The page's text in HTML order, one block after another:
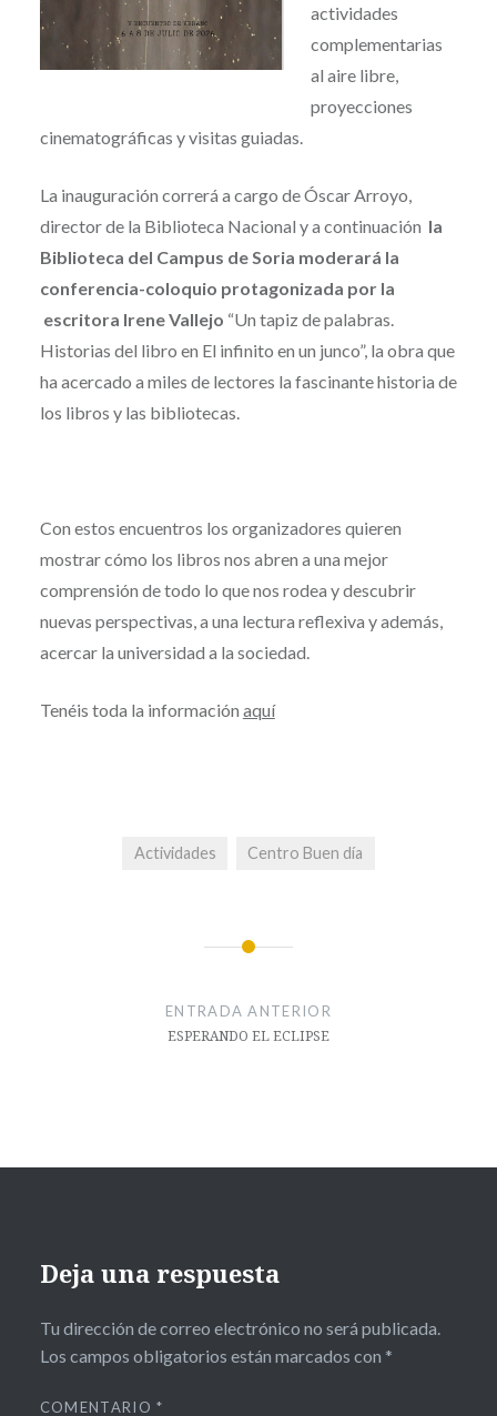
actividades
complementarias
al aire libre,
proyecciones
cinematográficas y visitas guiadas.
La inauguración correrá a cargo de Óscar Arroyo,
director de la Biblioteca Nacional y a continuación la
Biblioteca del Campus de Soria moderará la
conferencia-coloquio protagonizada por la
escritora Irene Vallejo “Un tapiz de palabras.
Historias del libro en El infinito en un junco”, la obra que
ha acercado a miles de lectores la fascinante historia de
los libros y las bibliotecas.
Con estos encuentros los organizadores quieren
mostrar cómo los libros nos abren a una mejor
comprensión de todo lo que nos rodea y descubrir
nuevas perspectivas, a una lectura reflexiva y además,
acercar la universidad a la sociedad.
Tenéis toda la información aquí
Actividades Centro Buen día
ENTRADA ANTERIOR
ESPERANDO EL ECLIPSE
Deja una respuesta
Tu dirección de correo electrónico no será publicada.
Los campos obligatorios están marcados con *
COMENTARIO*